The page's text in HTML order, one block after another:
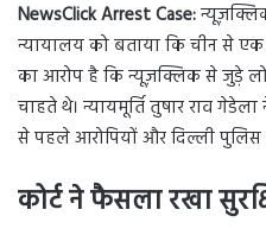
NewsClick Arrest Case:
न्यायालय को बताया कि चीन से
का आरोप है कि न्यूज़क्लिक से जुड़े
चाहते थे। न्यायमूर्ति तुषार राव
से पहले आरोपियों और दिल्ली पुलिस
कोर्ट ने फैसला रखा